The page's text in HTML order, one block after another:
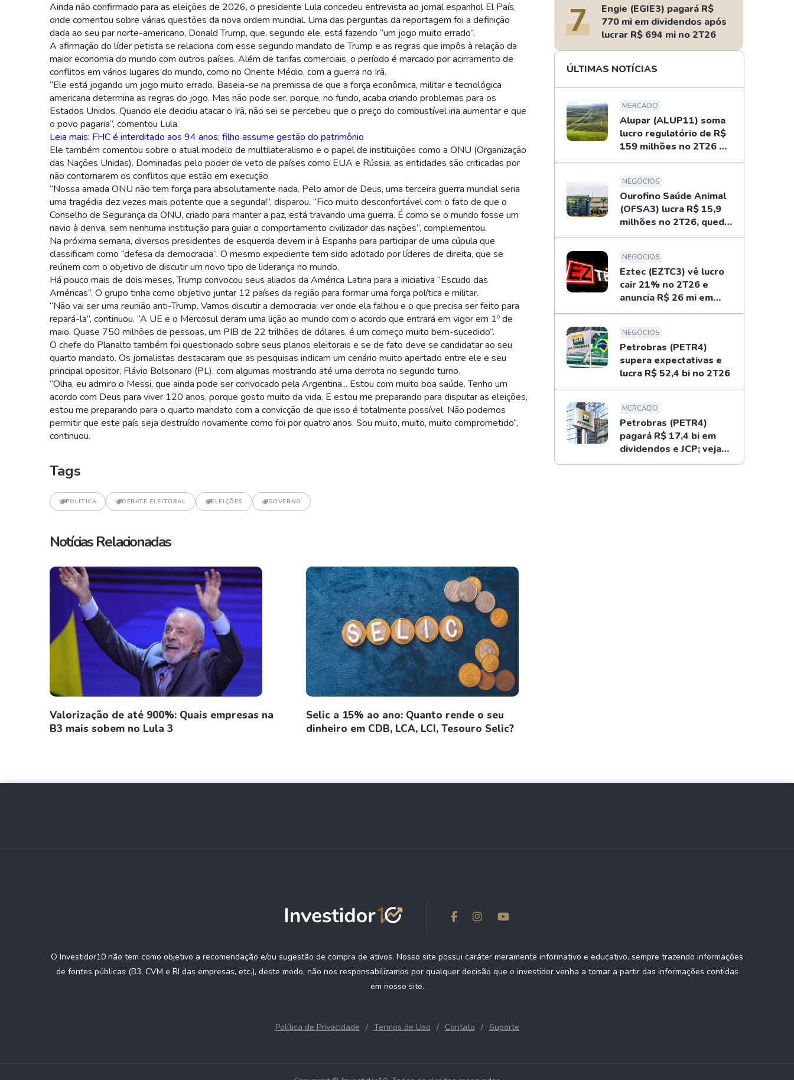
Lula termina seu terceiro mandato no próximo mês de dezembro (Imagem: Shutterstuck)
Ainda não confirmado para as eleições de 2026, o presidente Lula concedeu entrevista ao jornal espanhol El País,
onde comentou sobre várias questões da nova ordem mundial. Uma das perguntas da reportagem foi a definição
dada ao seu par norte-americano, Donald Trump, que, segundo ele, está fazendo “um jogo muito errado”.
A afirmação do líder petista se relaciona com esse segundo mandato de Trump e as regras que impôs à relação da
maior economia do mundo com outros países. Além de tarifas comerciais, o período é marcado por acirramento de
conflitos em vários lugares do mundo, como no Oriente Médio, com a guerra no Irã.
“Ele está jogando um jogo muito errado. Baseia-se na premissa de que a força econômica, militar e tecnológica
americana determina as regras do jogo. Mas não pode ser, porque, no fundo, acaba criando problemas para os
Estados Unidos. Quando ele decidiu atacar o Irã, não sei se percebeu que o preço do combustível iria aumentar e que
o povo pagaria”, comentou Lula.
Leia mais: FHC é interditado aos 94 anos; filho assume gestão do patrimônio
Ele também comentou sobre o atual modelo de multilateralismo e o papel de instituições como a ONU (Organização
das Nações Unidas). Dominadas pelo poder de veto de países como EUA e Rússia, as entidades são criticadas por
não contornarem os conflitos que estão em execução.
“Nossa amada ONU não tem força para absolutamente nada. Pelo amor de Deus, uma terceira guerra mundial seria
uma tragédia dez vezes mais potente que a segunda!”, disparou. “Fico muito desconfortável com o fato de que o
Conselho de Segurança da ONU, criado para manter a paz, está travando uma guerra. É como se o mundo fosse um
navio à deriva, sem nenhuma instituição para guiar o comportamento civilizador das nações”, complementou.
Na próxima semana, diversos presidentes de esquerda devem ir à Espanha para participar de uma cúpula que
classificam como “defesa da democracia”. O mesmo expediente tem sido adotado por líderes de direita, que se
reúnem com o objetivo de discutir um novo tipo de liderança no mundo.
Há pouco mais de dois meses, Trump convocou seus aliados da América Latina para a iniciativa “Escudo das
Américas”. O grupo tinha como objetivo juntar 12 países da região para formar uma força política e militar.
“Não vai ser uma reunião anti-Trump. Vamos discutir a democracia: ver onde ela falhou e o que precisa ser feito para
repará-la”, continuou. “A UE e o Mercosul deram uma lição ao mundo com o acordo que entrará em vigor em 1º de
maio. Quase 750 milhões de pessoas, um PIB de 22 trilhões de dólares, é um começo muito bem-sucedido”.
O chefe do Planalto também foi questionado sobre seus planos eleitorais e se de fato deve se candidatar ao seu
quarto mandato. Os jornalistas destacaram que as pesquisas indicam um cenário muito apertado entre ele e seu
principal opositor, Flávio Bolsonaro (PL), com algumas mostrando até uma derrota no segundo turno.
“Olha, eu admiro o Messi, que ainda pode ser convocado pela Argentina... Estou com muito boa saúde. Tenho um
acordo com Deus para viver 120 anos, porque gosto muito da vida. E estou me preparando para disputar as eleições,
estou me preparando para o quarto mandato com a convicção de que isso é totalmente possível. Não podemos
permitir que este país seja destruído novamente como foi por quatro anos. Sou muito, muito, muito comprometido”,
continuou.
Tags
POLÍTICA DEBATE ELEITORAL ELEIÇÕES GOVERNO
Notícias Relacionadas
Valorização de até 900%: Quais empresas na
B3 mais sobem no Lula 3
Selic a 15% ao ano: Quanto rende o seu
dinheiro em CDB, LCA, LCI, Tesouro Selic?
7
Engie (EGIE3) pagará R$
770 mi em dividendos após
lucrar R$ 694 mi no 2T26
ÚLTIMAS NOTÍCIAS
MERCADO
Alupar (ALUP11) soma
lucro regulatório de R$
159 milhões no 2T26 e
libera dividendos
NEGÓCIOS
Ourofino Saúde Animal
(OFSA3) lucra R$ 15,9
milhões no 2T26, queda
de 33%
NEGÓCIOS
Eztec (EZTC3) vê lucro
cair 21% no 2T26 e
anuncia R$ 26 mi em
dividendos
NEGÓCIOS
Petrobras (PETR4)
supera expectativas e
lucra R$ 52,4 bi no 2T26
MERCADO
Petrobras (PETR4)
pagará R$ 17,4 bi em
dividendos e JCP; veja
como receber
O Investidor10 não tem como objetivo a recomendação e/ou sugestão de compra de ativos. Nosso site possui caráter meramente informativo e educativo, sempre trazendo informações
de fontes públicas (B3, CVM e RI das empresas, etc.), deste modo, não nos responsabilizamos por qualquer decisão que o investidor venha a tomar a partir das informações contidas
em nosso site.
Política de Privacidade Termos de Uso Contato Suporte